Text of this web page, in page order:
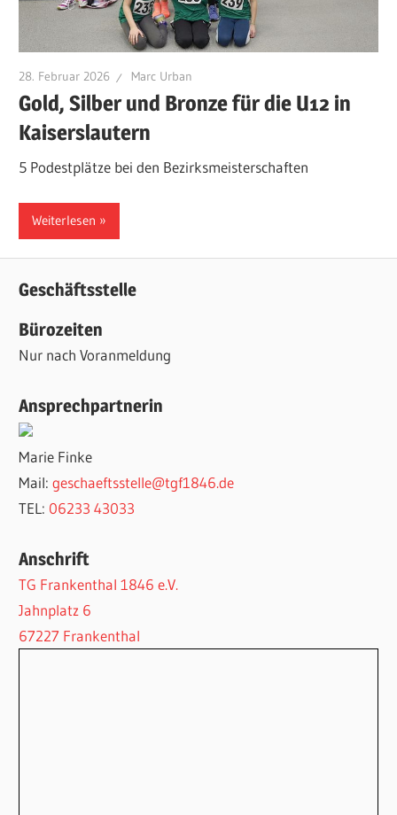
28. Februar 2026 Marc Urban
Gold, Silber und Bronze für die U12 in
Kaiserslautern
5 Podestplätze bei den Bezirksmeisterschaften
Weiterlesen
Geschäftsstelle
Bürozeiten
Nur nach Voranmeldung
Ansprechpartnerin
Marie Finke
Mail:geschaeftsstelle@tgf1846.de
TEL: 06233 43033
Anschrift
TG Frankenthal 1846 e.V.
Jahnplatz 6
67227 Frankenthal